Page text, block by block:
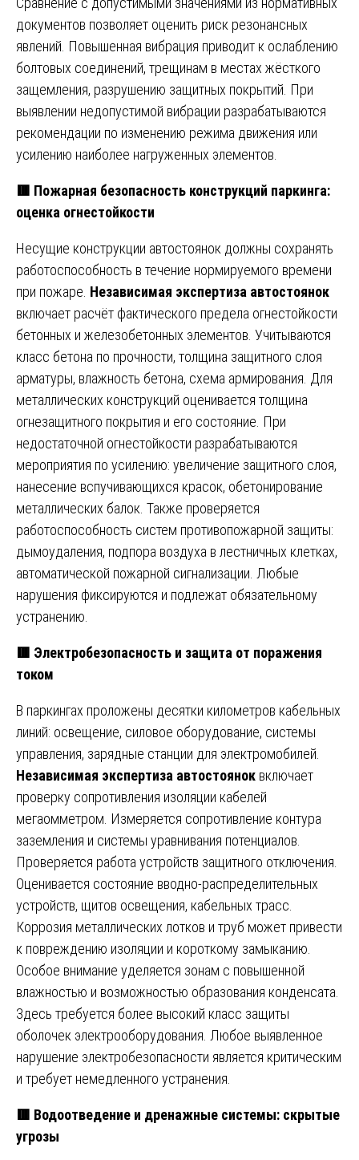
документов позволяет оценить риск резонансных
явлений. Повышенная вибрация приводит к ослаблению
болтовых соединений, трещинам в местах жёсткого
защемления, разрушению защитных покрытий. При
выявлении недопустимой вибрации разрабатываются
рекомендации по изменению режима движения или
усилению наиболее нагруженных элементов.
🟥 Пожарная безопасность конструкций паркинга:
оценка огнестойкости
Несущие конструкции автостоянок должны сохранять
работоспособность в течение нормируемого времени
при пожаре. Независимая экспертиза автостоянок
включает расчёт фактического предела огнестойкости
бетонных и железобетонных элементов. Учитываются
класс бетона по прочности, толщина защитного слоя
арматуры, влажность бетона, схема армирования. Для
металлических конструкций оценивается толщина
огнезащитного покрытия и его состояние. При
недостаточной огнестойкости разрабатываются
мероприятия по усилению: увеличение защитного слоя,
нанесение вспучивающихся красок, обетонирование
металлических балок. Также проверяется
работоспособность систем противопожарной защиты:
дымоудаления, подпора воздуха в лестничных клетках,
автоматической пожарной сигнализации. Любые
нарушения фиксируются и подлежат обязательному
устранению.
🟥 Электробезопасность и защита от поражения
током
В паркингах проложены десятки километров кабельных
линий: освещение, силовое оборудование, системы
управления, зарядные станции для электромобилей.
Независимая экспертиза автостоянок включает
проверку сопротивления изоляции кабелей
мегаомметром. Измеряется сопротивление контура
заземления и системы уравнивания потенциалов.
Проверяется работа устройств защитного отключения.
Оценивается состояние вводно-распределительных
устройств, щитов освещения, кабельных трасс.
Коррозия металлических лотков и труб может привести
к повреждению изоляции и короткому замыканию.
Особое внимание уделяется зонам с повышенной
влажностью и возможностью образования конденсата.
Здесь требуется более высокий класс защиты
оболочек электрооборудования. Любое выявленное
нарушение электробезопасности является критическим
и требует немедленного устранения.
🟥 Водоотведение и дренажные системы: скрытые
угрозы